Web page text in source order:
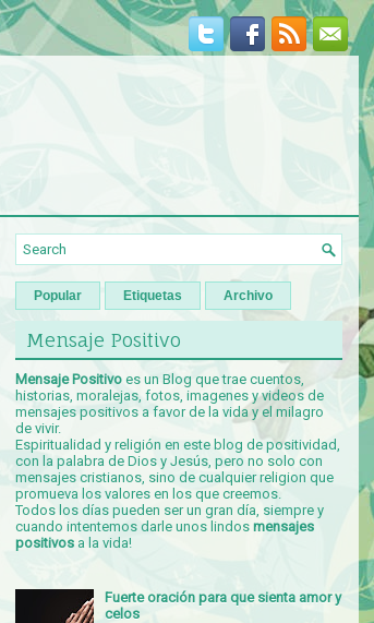
Popular Etiquetas Archivo
Mensaje Positivo
Mensaje Positivo es un Blog que trae cuentos,
historias, moralejas, fotos, imagenes y videos de
mensajes positivos a favor de la vida y el milagro
de vivir.
Espiritualidad y religión en este blog de positividad,
con la palabra de Dios y Jesús, pero no solo con
mensajes cristianos, sino de cualquier religion que
promueva los valores en los que creemos.
Todos los días pueden ser un gran día, siempre y
cuando intentemos darle unos lindos mensajes
positivos a la vida!
Fuerte oración para que sienta amor y
celos